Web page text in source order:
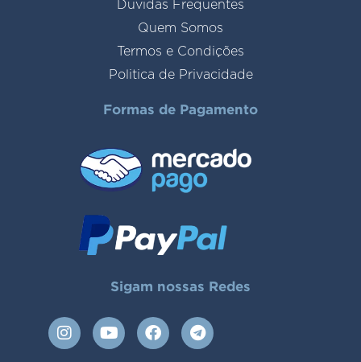
Duvidas Frequentes
Quem Somos
Termos e Condições
Politica de Privacidade
Formas de Pagamento
Sigam nossas Redes
I
n
Y
o
F
a
T
e